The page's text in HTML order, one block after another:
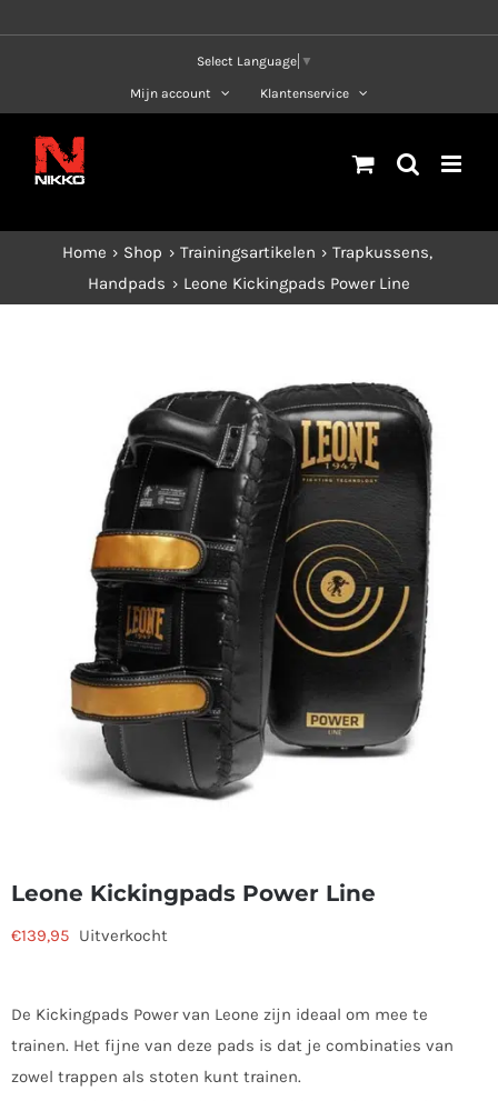
Select Language ▼
Mijn account Klantenservice
Home Shop Trainingsartikelen
Trapkussens
Handpads
Leone Kickingpads Power Line
Leone Kickingpads Power Line
€139,95 Uitverkocht
De Kickingpads Power van Leone zijn ideaal om mee te
trainen. Het fijne van deze pads is dat je combinaties van
zowel trappen als stoten kunt trainen.